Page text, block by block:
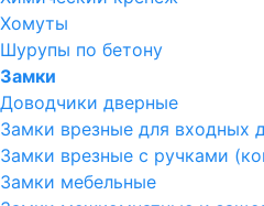
Хомуты
Шурупы по бетону
Замки
Доводчики дверные
Замки врезные для входных
Замки врезные с ручками
Замки мебельные